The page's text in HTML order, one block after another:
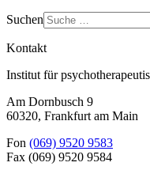
Suchen
Kontakt
Institut für
Am Dornbusch 9
60320, Frankfurt am Main
Fon (069) 9520 9583
Fax (069) 9520 9584